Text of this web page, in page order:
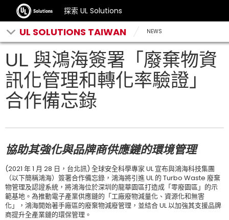
探索 UL Solutions
UL SOLUTIONS TAIWAN NEWS
UL 與鴻海簽署「廢棄物資
訊化管理和轉化率驗證」
合作備忘錄
協助其強化與品牌商供應鏈的環境管理
(2021 年 1 月 28 日，台北訊) 全球安全科學專家 UL 宣布與鴻海科技集團
（以下簡稱鴻海）簽署合作備忘錄，鴻海將引進 UL 的 Turbo Waste 廢棄
物管理及認證系統，將鴻海位於深圳的龍華園區打造成「零廢園區」的示
範基地。為推動電子產業供應鏈的「工廠廢物減量化、資源化和無害
化」，鴻海開始著手廠區的廢棄物減廢管理，並結合 UL 以加強其支援品牌
商提升全產業鏈的環保管理。